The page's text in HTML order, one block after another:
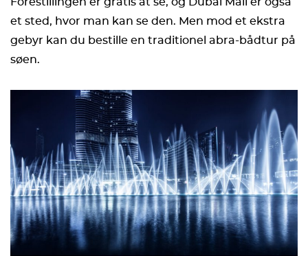
et sted, hvor man kan se den. Men mod et ekstra
gebyr kan du bestille en traditionel abra-bådtur på
søen.